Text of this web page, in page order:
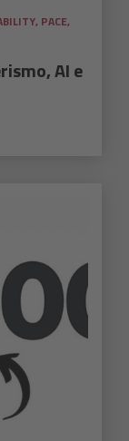
, PACE,
AI e